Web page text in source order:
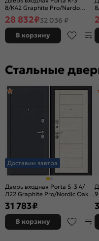
8/K42 Graphite Pro/Nardo
Grey, 2 замка, с ночной
задвижкой
28 832₽32 036 ₽
В корзину
Стальные
Доставим завтра
Дверь входная Porta S-3 4/
Л22 Graphite Pro/Nordic Oak,
2 замка, с ночной задвижкой
31 783₽
В корзину